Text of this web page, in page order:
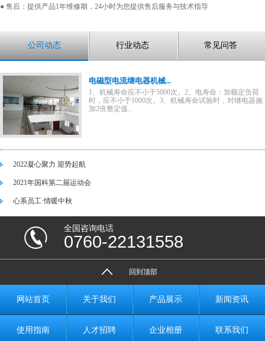
● 售后：提供产品1年维修期，24小时为您提供售后服务与技术指导
公司动态 行业动态 常见问答
电磁型电流继电器机械...
1、机械寿命应不小于5000次。2、电寿命：加额定负荷
时，应不小于1000次。3、机械寿命试验时，对继电器施
加2倍整定值...
2022凝心聚力 迎势起航
2021年国科第二届运动会
心系员工·情暖中秋
全国咨询电话
0760-22131558
回到顶部
网站首页 关于我们 产品展示 新闻资讯
使用指南 人才招聘 企业相册 联系我们